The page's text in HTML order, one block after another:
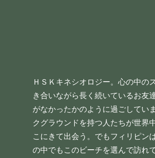
ＨＳＫキネシオロジー。心の中の
き合いながら長く続いているお友
がなかったかのように過ごしてい
クグラウンドを持つ人たちが世界
こにきて出会う。でもフィリピン
の中でもこのビーチを選んで訪れ